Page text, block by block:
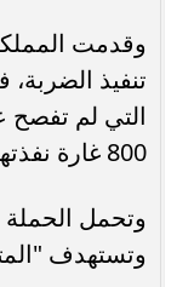
وقدمت
تنفيذ
التي لم تفصح
800 غارة نفذتها منذ بدء حملتها في 15 مارس.
وتحمل
وتستهدف